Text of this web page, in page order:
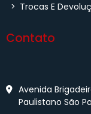
> Trocas E
Contato
Avenida
Paulistano São